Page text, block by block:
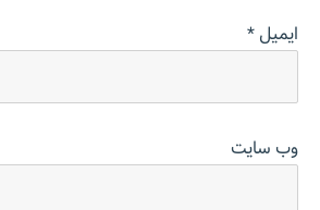
ایمیل*
وب‌ سایت